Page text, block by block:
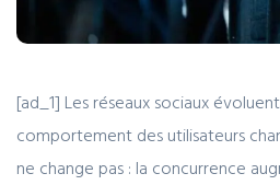
[ad_1] Les réseaux sociaux
comportement des utilisateurs
ne change pas : la concurrence